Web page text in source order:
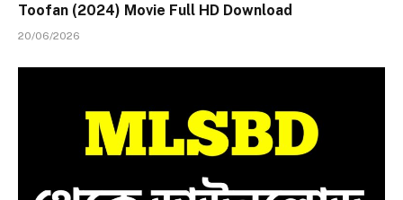
Toofan (2024) Movie Full HD Download
20/06/2026